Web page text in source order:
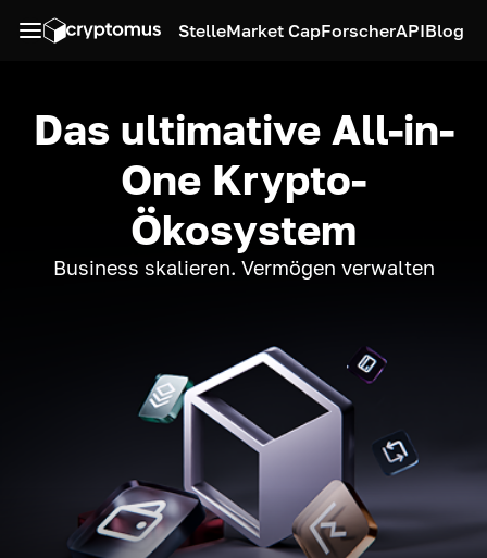
StelleMarket CapForscherAPIBlog
Das ultimative All-in-
One Krypto-
Ökosystem
Business skalieren. Vermögen verwalten